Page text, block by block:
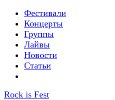
Фестивали
Концерты
Группы
Лайвы
Новости
Статьи
Rock is Fest